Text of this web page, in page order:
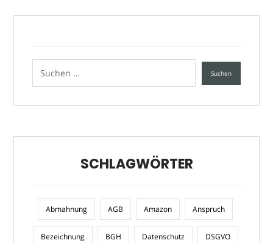
SCHLAGWÖRTER
Abmahnung AGB Amazon Anspruch
Bezeichnung BGH Datenschutz DSGVO